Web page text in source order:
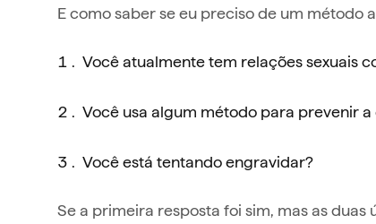
E como saber se eu preciso de um método
Você atualmente tem relações sexuais
Você usa algum método para prevenir
Você está tentando engravidar?
Se a primeira resposta foi sim, mas as